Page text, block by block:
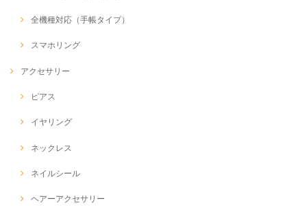
全機種対応（手帳タイプ）
スマホリング
アクセサリー
ピアス
イヤリング
ネックレス
ネイルシール
ヘアーアクセサリー